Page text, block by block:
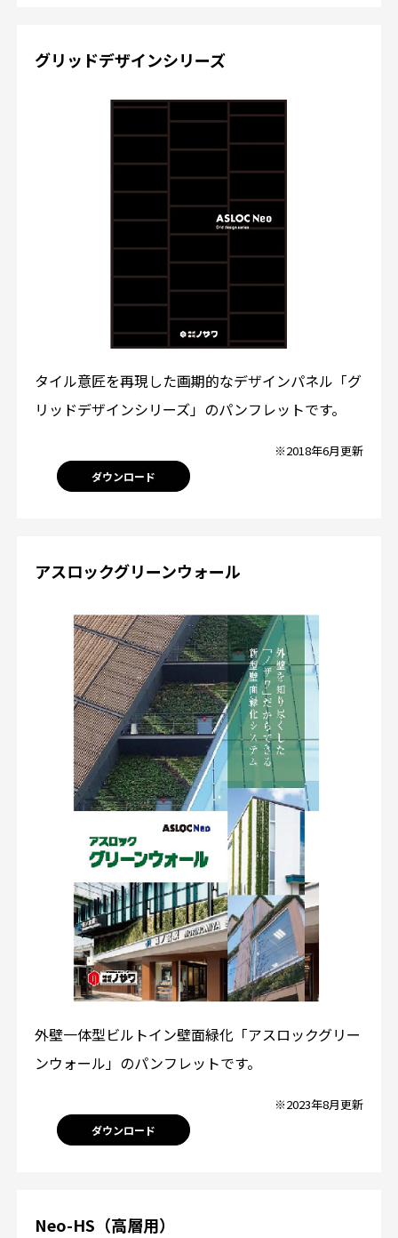
グリッドデザインシリーズ
タイル意匠を再現した画期的なデザインパネル「グ
リッドデザインシリーズ」のパンフレットです。
※2018年6月更新
ダウンロード
アスロックグリーンウォール
外壁一体型ビルトイン壁面緑化「アスロックグリー
ンウォール」のパンフレットです。
※2023年8月更新
ダウンロード
Neo-HS（高層用）